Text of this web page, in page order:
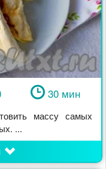
30 мин
массу самых
...